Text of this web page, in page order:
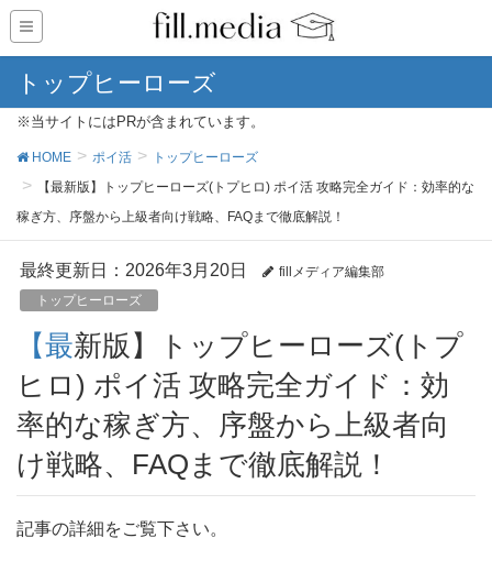
トップヒーローズ
※当サイトにはPRが含まれています。
HOME ポイ活
トップヒーローズ
【最新版】トップヒーローズ(トプヒロ) ポイ活 攻略完全ガイド：効率的な
稼ぎ方、序盤から上級者向け戦略、FAQまで徹底解説！
最終更新日：2026年3月20日
fillメディア編集部
トップヒーローズ
【最新版】トップヒーローズ(トプ
ヒロ) ポイ活 攻略完全ガイド：効
率的な稼ぎ方、序盤から上級者向
け戦略、FAQまで徹底解説！
記事の詳細をご覧下さい。